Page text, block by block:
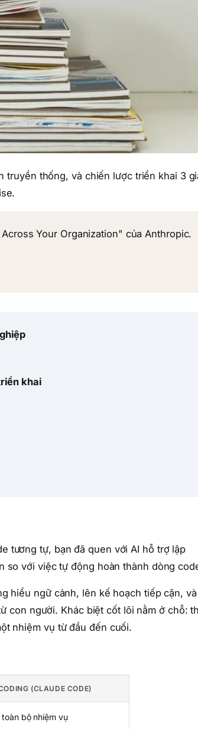
truyền thống, và chiến lược triển khai 3
Your Organization" của Anthropic.
khai
tương tự, bạn đã quen với AI hỗ trợ lập
so với việc tự động hoàn thành dòng
hiểu ngữ cảnh, lên kế hoạch tiếp cận, và
con người. Khác biệt cốt lõi nằm ở chỗ:
nhiệm vụ từ đầu đến cuối.
(CLAUDE CODE)
bộ nhiệm vụ